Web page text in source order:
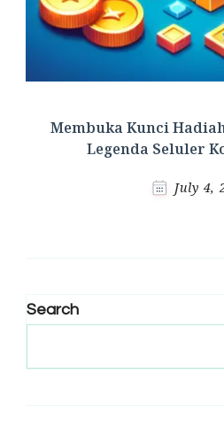
Membuka Kunci
Legenda Seluler
July 4,
Search